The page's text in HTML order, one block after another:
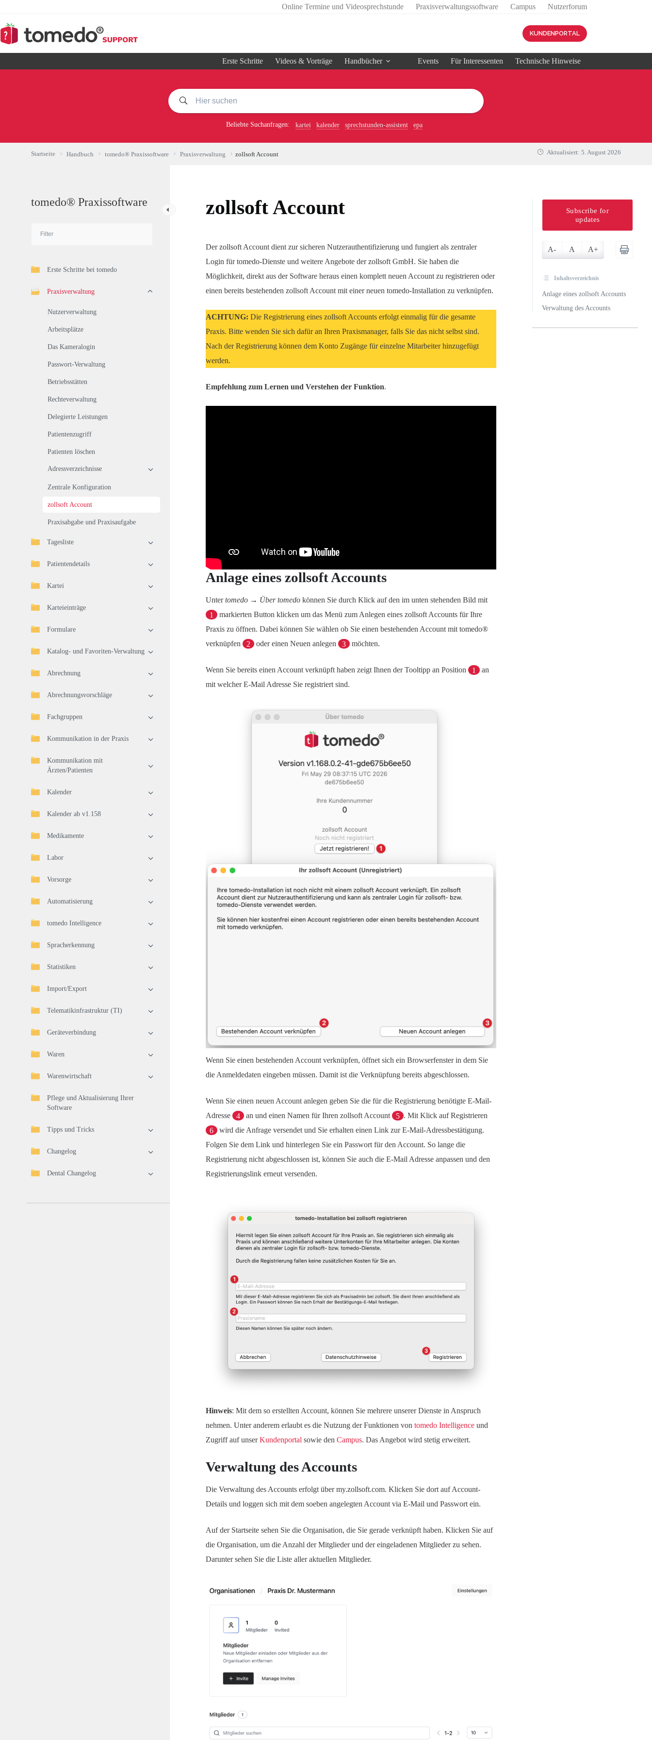
springen
Online Termine und Videosprechstunde Praxisverwaltungssoftware Campus Nutzerforum
KUNDENPORTAL
Erste Schritte Videos & Vorträge Handbücher Events Für Interessenten Technische Hinweise
Beliebte Suchanfragen: kartei kalender sprechstunden-assistent epa
Startseite Handbuch tomedo® Praxissoftware Praxisverwaltung zollsoft Account Aktualisiert: 5. August 2026
tomedo® Praxissoftware
Erste Schritte bei tomedo
Praxisverwaltung
Nutzerverwaltung
Arbeitsplätze
Das Kameralogin
Passwort-Verwaltung
Betriebsstätten
Rechteverwaltung
Delegierte Leistungen
Patientenzugriff
Patienten löschen
Adressverzeichnisse
Zentrale Konfiguration
zollsoft Account
Praxisabgabe und Praxisaufgabe
Tagesliste
Patientendetails
Kartei
Karteieinträge
Formulare
Katalog- und Favoriten-Verwaltung
Abrechnung
Abrechnungsvorschläge
Fachgruppen
Kommunikation in der Praxis
Kommunikation mit
Ärzten/Patienten
Kalender
Kalender ab v1.158
Medikamente
Labor
Vorsorge
Automatisierung
tomedo Intelligence
Spracherkennung
Statistiken
Import/Export
Telematikinfrastruktur (TI)
Geräteverbindung
Waren
Warenwirtschaft
Pflege und Aktualisierung Ihrer
Software
Tipps und Tricks
Changelog
Dental Changelog
zollsoft Account
Der zollsoft Account dient zur sicheren Nutzerauthentifizierung und fungiert als zentraler
Login für tomedo-Dienste und weitere Angebote der zollsoft GmbH. Sie haben die
Möglichkeit, direkt aus der Software heraus einen komplett neuen Account zu registrieren oder
einen bereits bestehenden zollsoft Account mit einer neuen tomedo-Installation zu verknüpfen.
ACHTUNG: Die Registrierung eines zollsoft Accounts erfolgt einmalig für die gesamte
Praxis. Bitte wenden Sie sich dafür an Ihren Praxismanager, falls Sie das nicht selbst sind.
Nach der Registrierung können dem Konto Zugänge für einzelne Mitarbeiter hinzugefügt
werden.
Empfehlung zum Lernen und Verstehen der Funktion.
Anlage eines zollsoft Accounts
Untertomedo → Über tomedo können Sie durch Klick auf den im unten stehenden Bild mit
1
markierten Button klicken um das Menü zum Anlegen eines zollsoft Accounts für Ihre
Praxis zu öffnen. Dabei können Sie wählen ob Sie einen bestehenden Account mit tomedo®
verknüpfen
2 oder einen Neuen anlegen 3 möchten.
Wenn Sie bereits einen Account verknüpft haben zeigt Ihnen der Tooltipp an Position 1
an
mit welcher E-Mail Adresse Sie registriert sind.
Wenn Sie einen bestehenden Account verknüpfen, öffnet sich ein Browserfenster in dem Sie
die Anmeldedaten eingeben müssen. Damit ist die Verknüpfung bereits abgeschlossen.
Wenn Sie einen neuen Account anlegen geben Sie die für die Registrierung benötigte E-Mail-
Adresse
4 an und einen Namen für Ihren zollsoft Account 5 . Mit Klick auf Registrieren
6 wird die Anfrage versendet und Sie erhalten einen Link zur E-Mail-Adressbestätigung.
Folgen Sie dem Link und hinterlegen Sie ein Passwort für den Account. So lange die
Registrierung nicht abgeschlossen ist, können Sie auch die E-Mail Adresse anpassen und den
Registrierungslink erneut versenden.
Hinweis: Mit dem so erstellten Account, können Sie mehrere unserer Dienste in Anspruch
nehmen. Unter anderem erlaubt es die Nutzung der Funktionen von tomedo Intelligenceund
Zugriff auf unserKundenportal sowie den Campus. Das Angebot wird stetig erweitert.
Verwaltung des Accounts
Die Verwaltung des Accounts erfolgt über my.zollsoft.com. Klicken Sie dort auf Account-
Details und loggen sich mit dem soeben angelegten Account via E-Mail und Passwort ein.
Auf der Startseite sehen Sie die Organisation, die Sie gerade verknüpft haben. Klicken Sie auf
die Organisation, um die Anzahl der Mitglieder und der eingeladenen Mitglieder zu sehen.
Darunter sehen Sie die Liste aller aktuellen Mitglieder.
Subscribe for
updates
A- A A+
Inhaltsverzeichnis
Anlage eines zollsoft Accounts
Verwaltung des Accounts